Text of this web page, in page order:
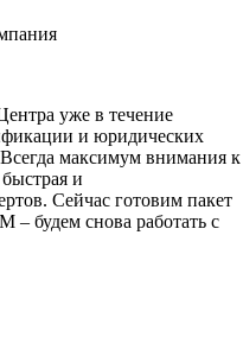
уже в течение
и юридических
максимум внимания к
и
Сейчас готовим пакет
будем снова работать с